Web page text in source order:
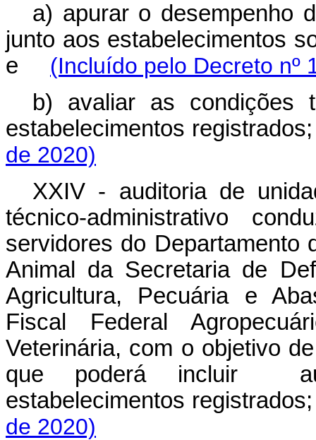
a) apurar o desempenho
junto aos estabelecimentos
e (Incluído pelo Decreto nº
b) avaliar as condições
estabelecimentos
de 2020)
XXIV - auditoria de
técnico-administrativo
servidores do Departamento
Animal da Secretaria de
Agricultura, Pecuária e
Fiscal Federal
Veterinária, com o objetivo
que poderá incluir
estabelecimentos
de 2020)